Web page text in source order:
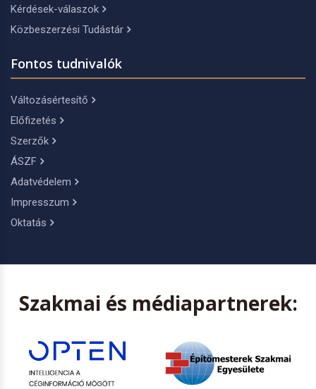
Kérdések-válaszok
Közbeszerzési Tudástár
Fontos tudnivalók
Változásértesítő
Előfizetés
Szerzők
ÁSZF
Adatvédelem
Impresszum
Oktatás
Szakmai és médiapartnerek: